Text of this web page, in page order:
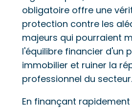
obligatoire offre une
protection contre les
majeurs qui pourraient
l'équilibre financier d'un
immobilier et ruiner la
professionnel du secteur.
En finançant